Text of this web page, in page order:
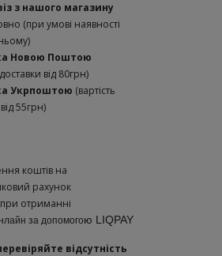
з нашого магазину
(при умові наявності
Новою Поштою
від 80грн)
Укрпоштою (вартість
55грн)
коштів на
рахунок
при отриманні
за допомогою LIQPAY
відсутність